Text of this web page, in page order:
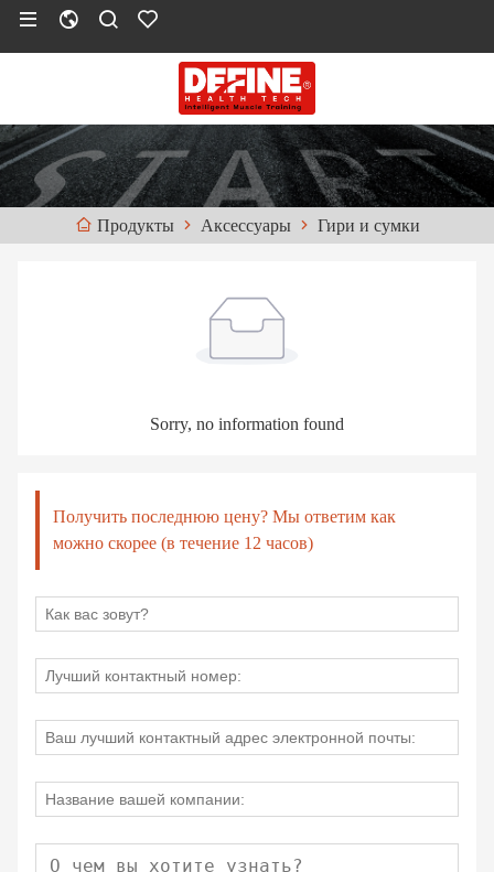
Продукты Аксессуары Гири и сумки
Sorry, no information found
Получить последнюю цену? Мы ответим как
можно скорее (в течение 12 часов)